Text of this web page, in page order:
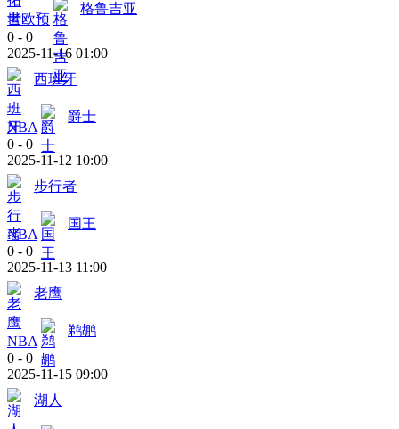
世欧预
格鲁吉亚
0 - 0
2025-11-16 01:00
西班牙
NBA
爵士
0 - 0
2025-11-12 10:00
步行者
NBA
国王
0 - 0
2025-11-13 11:00
老鹰
NBA
鹈鹕
0 - 0
2025-11-15 09:00
湖人